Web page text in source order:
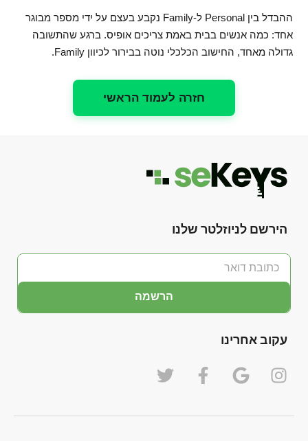
ההבדל בין Personal ל-Family נקבע בעצם על ידי מספר מבוגר
אחד: כמה אנשים בבית באמת צריכים אופיס. ברגע שהתשובה
גדולה מאחד, החישוב הכלכלי נוטה בבירור לכיוון Family.
חזרה לעמוד הראשי
הירשם לניוזלטר שלנו
הרשמה
עקוב אחרינו